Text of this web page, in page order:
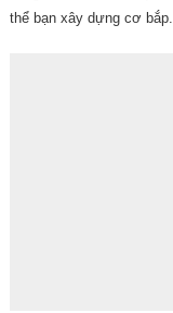
thể bạn xây dựng cơ bắp.